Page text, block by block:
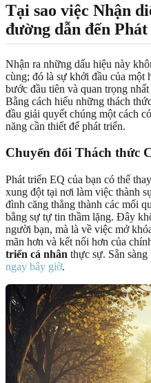
Tại sao việc Nhận
đường dẫn đến
Nhận ra những dấu hiệu này
cùng; đó là sự khởi đầu của một
bước đầu tiên và quan trọng nhất
Bằng cách hiểu những thách
đầu giải quyết chúng một cách
năng cần thiết để phát triển.
Chuyển đổi Thách thức
Phát triển EQ của bạn có thể
xung đột tại nơi làm việc thành
đình căng thẳng thành các mối
bằng sự tự tin thầm lặng. Đây
người bạn, mà là về việc mở
mãn hơn và kết nối hơn của
triển cá nhân thực sự. Sẵn sàng
ngay bây giờ.